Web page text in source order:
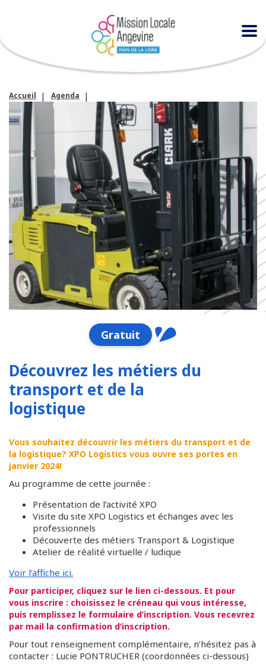
Accueil
Agenda
Découvrez les métiers du transport et de la logistique
Gratuit
Découvrez les métiers du
transport et de la
logistique
Vous souhaitez découvrir les métiers du transport et de
la logistique? XPO Logistics vous ouvre ses portes en
janvier 2024!
Au programme de cette journée :
Présentation de l’activité XPO
Visite du site XPO Logistics et échanges avec les
professionnels
Découverte des métiers Transport & Logistique
Atelier de réalité virtuelle / ludique
Voir l’affiche ici.
Pour participer, cliquez sur le lien ci-dessous. Et pour
vous inscrire : choisissez le créneau qui vous intéresse,
puis remplissez le formulaire d’inscription. Vous recevrez
par mail la confirmation d’inscription.
Pour tout renseignement complémentaire, n’hésitez pas à
contacter : Lucie PONTRUCHER (coordonnées ci-dessous)